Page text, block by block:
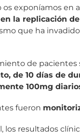
os exponíamos en
la replicación
que ha
de pacientes
de 10 días de
100mg
fueron
los resultados